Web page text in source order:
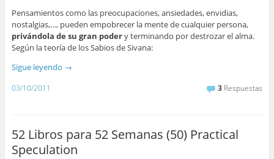
Pensamientos como las preocupaciones, ansiedades, envidias,
nostalgias,…, pueden empobrecer la mente de cualquier persona,
privándola de su gran podery terminando por destrozar el alma.
Según la teoría de los Sabios de Sivana:
Sigue leyendo →
03/10/2011 3 Respuestas
52 Libros para 52 Semanas (50) Practical
Speculation